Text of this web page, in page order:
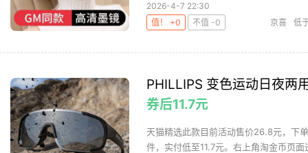
2026-4-7 22:30
值！ +0
不值 -0 京喜 低
PHILLIPS 变色运动日夜两
券后11.7元
天猫精选此款目前活动售价26.8元，下
件，实付低至11.7元。右上角淘金币页面